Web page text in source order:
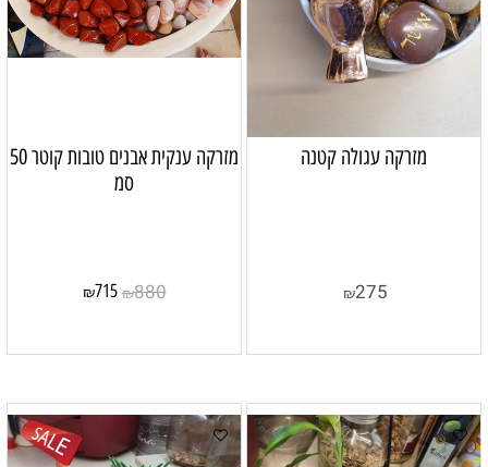
מזרקה עגולה קטנה
₪275
מזרקה ענקית אבנים טובות קוטר 50
סמ
₪880
₪715